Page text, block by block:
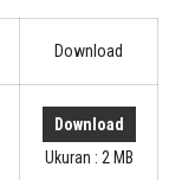
Download
Download
Ukuran : 2 MB